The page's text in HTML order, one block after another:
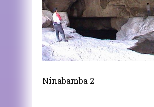
Ninabamba 2